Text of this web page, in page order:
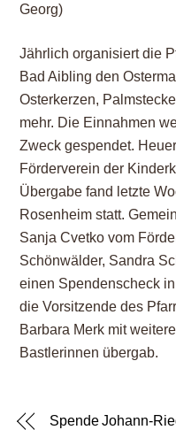
Georg)
Jährlich organisiert die
Bad Aibling den
Osterkerzen,
mehr. Die Einnahmen
Zweck gespendet.
Förderverein der
Übergabe fand letzte
Rosenheim statt.
Sanja Cvetko vom
Schönwälder, Sandra
einen Spendenscheck
die Vorsitzende des
Barbara Merk mit
Bastlerinnen übergab.
Spende Johann-